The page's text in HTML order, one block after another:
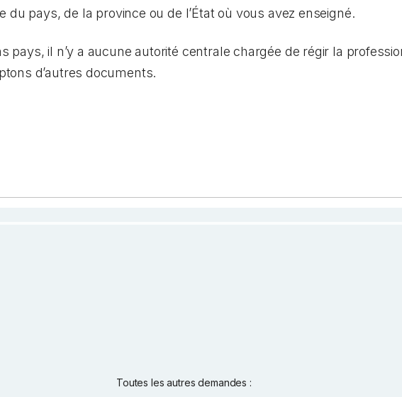
du pays, de la province ou de l’État où vous avez enseigné.
pays, il n’y a aucune autorité centrale chargée de régir la
d’autres documents.
Toutes les autres demandes :